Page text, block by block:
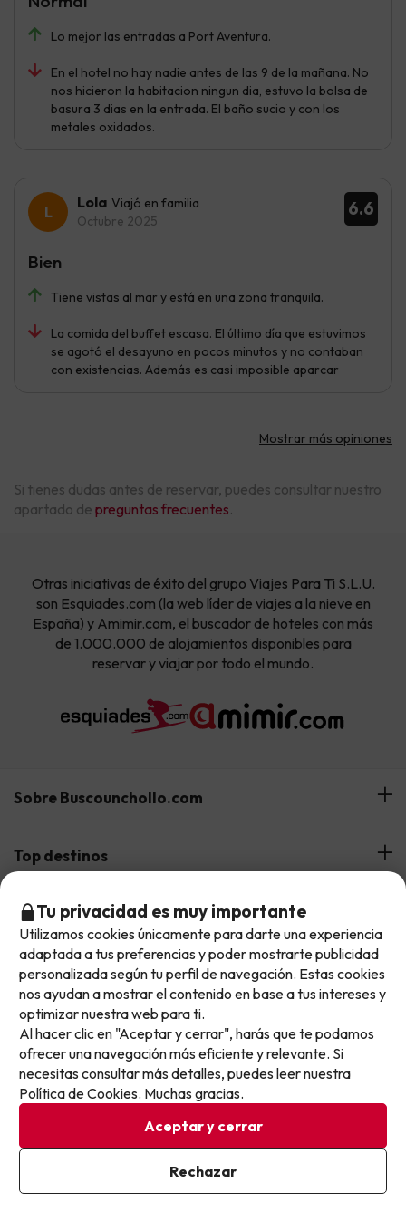
Lo mejor las entradas a Port Aventura.
En el hotel no hay nadie antes de las 9 de la mañana. No
nos hicieron la habitacion ningun dia, estuvo la bolsa de
basura 3 dias en la entrada. El baño sucio y con los
metales oxidados.
6.6
Lola Viajó en familia
Octubre 2025
Tiene vistas al mar y está en una zona tranquila.
La comida del buffet escasa. El último día que estuvimos
se agotó el desayuno en pocos minutos y no contaban
con existencias. Además es casi imposible aparcar
Bien
Mostrar más opiniones
Si tienes dudas antes de reservar, puedes consultar nuestro
apartado de preguntas frecuentes.
No llegas tarde: llegas al siguiente.
Este chollo ya ha caducado, pero cada día lanzamos
nuevas oportunidades para viajar mejor y pagar
menos.
Apúntate y que el próximo no se te escape.
Pon tu mejor e-mail
Ya estoy suscrito
Al suscribirte, confirmas haber leído y estar de acuerdo con la
Otras iniciativas de éxito del grupo Viajes Para Ti S.L.U.
son Esquiades.com (la web líder de viajes a la nieve en
España) y Amimir.com, el buscador de hoteles con más
de 1.000.000 de alojamientos disponibles para
reservar y viajar por todo el mundo.
Sobre Buscounchollo.com
¿Quiénes somos?
Buscounchollo en los medios
Blog
Web Corporativa
Proveedores
Opiniones de nuestros clientes
Viajes para grupos
Top destinos
Hoteles Andalucía
Hoteles Andorra
Hoteles Cataluña
Hoteles Portugal
Hoteles Valencia
Hoteles Galicia
Top viajes destacados
Viajes con Niños
Viajes de Ciudad
Viajes de Novios
Viajes con mascotas
Chollos en la playa
Chollos con Vuelo Incluido
Top fechas destacadas
Verano
Puente de Agosto
Vacaciones en Agosto
Vacaciones en Septiembre
Info y ayuda
Contáctanos
Descarga GRATIS nuestra app
Más de 3 MILLONES de descargas y una valoración de 4,7/5.
Tu privacidad es muy importante
Utilizamos cookies únicamente para darte una experiencia
adaptada a tus preferencias y poder mostrarte publicidad
personalizada según tu perfil de navegación. Estas cookies
nos ayudan a mostrar el contenido en base a tus intereses y
optimizar nuestra web para ti.
Al hacer clic en "Aceptar y cerrar", harás que te podamos
ofrecer una navegación más eficiente y relevante. Si
necesitas consultar más detalles, puedes leer nuestra
Política de Cookies. Muchas gracias.
Aceptar y cerrar
Rechazar